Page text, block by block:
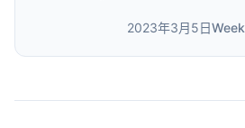
2023年3月5日